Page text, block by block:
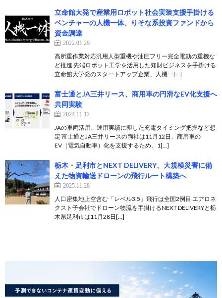
立命館大発で産業用ロボット社会実装支援手掛ける
ベンチャーの人機一体、りそな系投資ファンドから
資金調達
2022.01.29
高所重作業対応汎用人型重機や油圧フリー完全電動の重機な
ど推進 先端ロボット工学を活用した知財ビジネスを手掛ける
立命館大学発のスタートアップ企業、人機一[…]
富士通とJA三井リース、商用車の円滑なEV化支援へ
共同実験
2024.11.12
JAの車両活用、運用実績に即した充電タイミング把握など想
定 富士通とJA三井リースの両社は11月12日、商用車の
EV（電気自動車）化を支援するため、1[…]
栃木・足利市とNEXT DELIVERY、大規模災害に備
えた物資輸送ドローンの飛行ルート構築へ
2025.11.28
人口密集地上空含む「レベル3.5」飛行は全国2例目 エアロネ
クスト子会社でドローン物流を手掛けるNEXT DELIVERYと栃
木県足利市は11月28日[…]